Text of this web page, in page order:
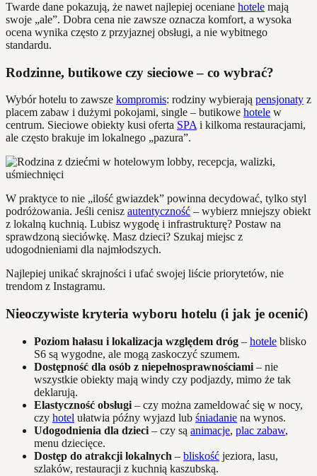
Twarde dane pokazują, że nawet najlepiej oceniane hotele mają
swoje „ale”. Dobra cena nie zawsze oznacza komfort, a wysoka
ocena wynika często z przyjaznej obsługi, a nie wybitnego
standardu.
Rodzinne, butikowe czy sieciowe – co wybrać?
Wybór hotelu to zawsze kompromis: rodziny wybierają pensjonaty z
placem zabaw i dużymi pokojami, single – butikowe hotele w
centrum. Sieciowe obiekty kusi oferta SPAi kilkoma restauracjami,
ale często brakuje im lokalnego „pazura”.
W praktyce to nie „ilość gwiazdek” powinna decydować, tylko styl
podróżowania. Jeśli cenisz autentyczność – wybierz mniejszy obiekt
z lokalną kuchnią. Lubisz wygodę i infrastrukturę? Postaw na
sprawdzoną sieciówkę. Masz dzieci? Szukaj miejsc z
udogodnieniami dla najmłodszych.
Najlepiej unikać skrajności i ufać swojej liście priorytetów, nie
trendom z Instagramu.
Nieoczywiste kryteria wyboru hotelu (i jak je ocenić)
Poziom hałasu i lokalizacja względem dróg – hotele blisko
S6 są wygodne, ale mogą zaskoczyć szumem.
Dostępność dla osób z niepełnosprawnościami – nie
wszystkie obiekty mają windy czy podjazdy, mimo że tak
deklarują.
Elastyczność obsługi – czy można zameldować się w nocy,
czy hotel ułatwia późny wyjazd lub śniadanie na wynos.
Udogodnienia dla dzieci – czy są animacje, plac zabaw,
menu dziecięce.
Dostęp do atrakcji lokalnych – bliskość jeziora, lasu,
szlaków, restauracji z kuchnią kaszubską.